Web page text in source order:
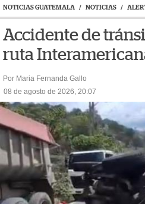
NOTICIAS GUATEMALA / NOTICIAS /
Accidente de
ruta
Por Maria Fernanda Gallo
08 de agosto de 2026, 20:07